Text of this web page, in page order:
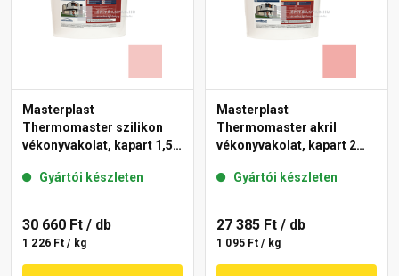
Masterplast
Thermomaster szilikon
vékonyvakolat, kapart 1,5
Gyártói készleten
30 660 Ft / db
1 226 Ft / kg
Masterplast
Thermomaster akril
vékonyvakolat, kapart 2
Gyártói készleten
27 385 Ft / db
1 095 Ft / kg